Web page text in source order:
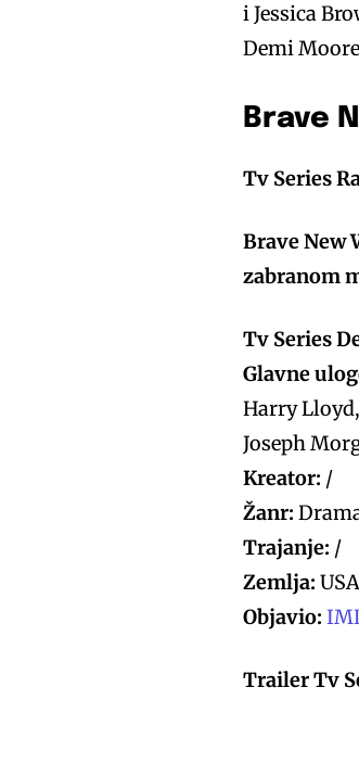
i Jessica
Demi
Brave
Tv Series
Brave New
zabranom
Tv Series
Glavne
Harry
Joseph
Kreator: /
Žanr:
Trajanje: /
Zemlja: USA
Objavio:
Trailer Tv